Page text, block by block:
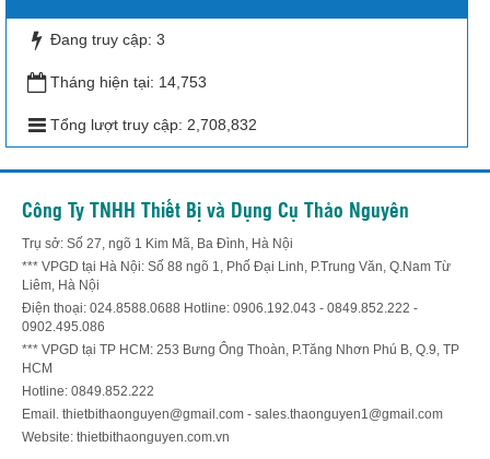
Đang truy cập: 3
Tháng hiện tại: 14,753
Tổng lượt truy cập: 2,708,832
Công Ty TNHH Thiết Bị và Dụng Cụ Thảo Nguyên
Trụ sở: Số 27, ngõ 1 Kim Mã, Ba Đình, Hà Nội
*** VPGD tại Hà Nội: Số 88 ngõ 1, Phố Đại Linh, P.Trung Văn, Q.Nam Từ
Liêm, Hà Nội
Điện thoại: 024.8588.0688 Hotline: 0906.192.043 - 0849.852.222 -
0902.495.086
*** VPGD tại TP HCM: 253 Bưng Ông Thoàn, P.Tăng Nhơn Phú B, Q.9, TP
HCM
Hotline: 0849.852.222
Email. thietbithaonguyen@gmail.com - sales.thaonguyen1@gmail.com
Website: thietbithaonguyen.com.vn